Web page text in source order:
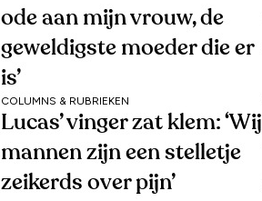
ode aan mijn vrouw, de
geweldigste moeder die er
is’
COLUMNS & RUBRIEKEN
Lucas’ vinger zat klem: ‘Wij
mannen zijn een stelletje
zeikerds over pijn’